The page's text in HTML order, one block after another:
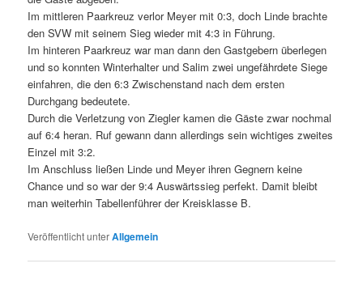
Im mittleren Paarkreuz verlor Meyer mit 0:3, doch Linde brachte
den SVW mit seinem Sieg wieder mit 4:3 in Führung.
Im hinteren Paarkreuz war man dann den Gastgebern überlegen
und so konnten Winterhalter und Salim zwei ungefährdete Siege
einfahren, die den 6:3 Zwischenstand nach dem ersten
Durchgang bedeutete.
Durch die Verletzung von Ziegler kamen die Gäste zwar nochmal
auf 6:4 heran. Ruf gewann dann allerdings sein wichtiges zweites
Einzel mit 3:2.
Im Anschluss ließen Linde und Meyer ihren Gegnern keine
Chance und so war der 9:4 Auswärtssieg perfekt. Damit bleibt
man weiterhin Tabellenführer der Kreisklasse B.
Veröffentlicht unterAllgemein